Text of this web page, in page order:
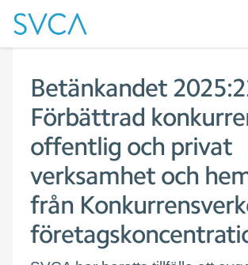
Betänkandet
Förbättrad
offentlig och privat
verksamhet och
från